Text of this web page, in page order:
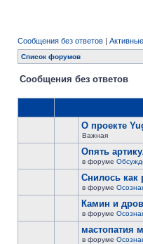
Сообщения без ответов |
Список форумов
Сообщения без ответов
О проекте
Важная
Опять
в форуме
Снилось как
в форуме
Камин и
в форуме
мастопатия
в форуме